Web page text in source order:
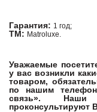
Гарантия: 1 год;
ТМ: Matroluxe.
Уважаемые
у вас возникли
товаром,
по нашим
связь».
проконсультируют